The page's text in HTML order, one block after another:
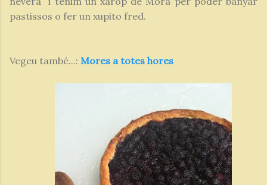
pastissos o fer un xupito fred.
Vegeu també...: Mores a totes hores